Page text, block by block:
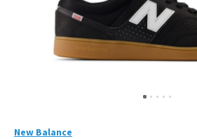
New Balance